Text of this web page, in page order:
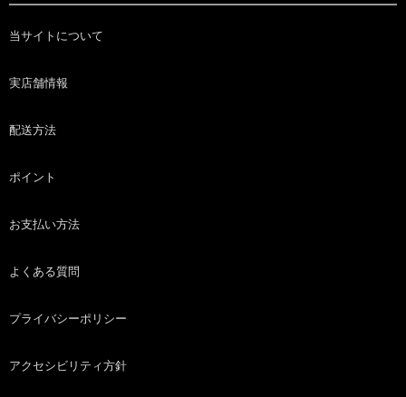
当サイトについて
実店舗情報
配送方法
ポイント
お支払い方法
よくある質問
プライバシーポリシー
アクセシビリティ方針